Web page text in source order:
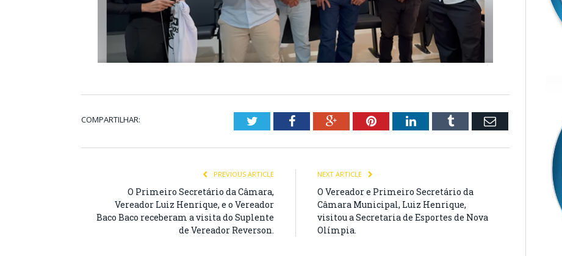
COMPARTILHAR: TwitterFacebookGoogle+PinterestLinkedInTumblr Email
PREVIOUS ARTICLE
O Primeiro Secretário da Câmara,
Vereador Luiz Henrique, e o Vereador
Baco Baco receberam a visita do Suplente
de Vereador Reverson.
NEXT ARTICLE
O Vereador e Primeiro Secretário da
Câmara Municipal, Luiz Henrique,
visitou a Secretaria de Esportes de Nova
Olímpia.